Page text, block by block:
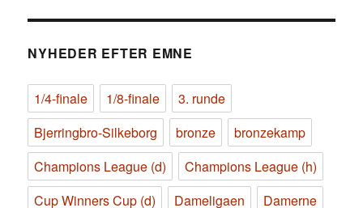
NYHEDER EFTER EMNE
1/4-finale 1/8-finale
3. runde
Bjerringbro-Silkeborg
bronze
bronzekamp
Champions League (d)
Champions League (h)
Cup Winners Cup (d)
Dameligaen Damerne